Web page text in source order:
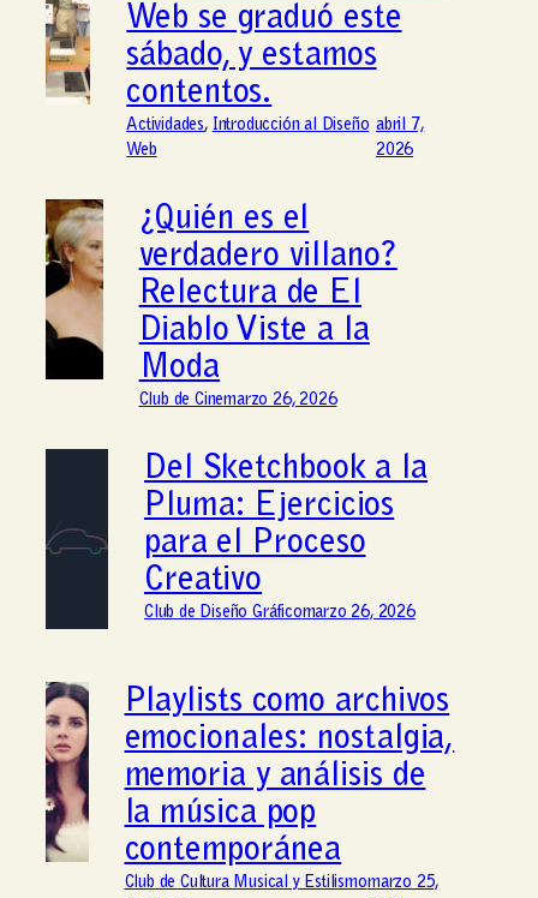
Web se graduó este
sábado, y estamos
contentos.
Actividades, Introducción al Diseño
Web
abril 7,
2026
¿Quién es el
verdadero villano?
Relectura de El
Diablo Viste a la
Moda
Club de Cinemarzo 26, 2026
Del Sketchbook a la
Pluma: Ejercicios
para el Proceso
Creativo
Club de Diseño Gráficomarzo 26, 2026
Playlists como archivos
emocionales: nostalgia,
memoria y análisis de
la música pop
contemporánea
Club de Cultura Musical y Estilismomarzo 25,